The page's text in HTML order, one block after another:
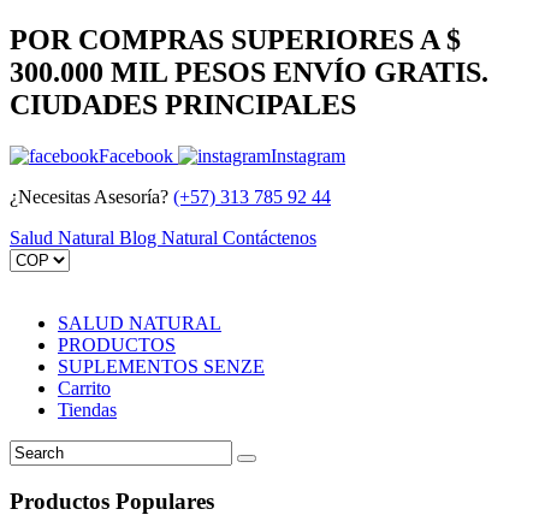
POR COMPRAS SUPERIORES A $
300.000 MIL PESOS ENVÍO GRATIS.
CIUDADES PRINCIPALES
Facebook
Instagram
¿Necesitas Asesoría? (+57) 313 785 92 44
Salud Natural Blog Natural Contáctenos
SALUD NATURAL
PRODUCTOS
SUPLEMENTOS SENZE
Carrito
Tiendas
Productos Populares